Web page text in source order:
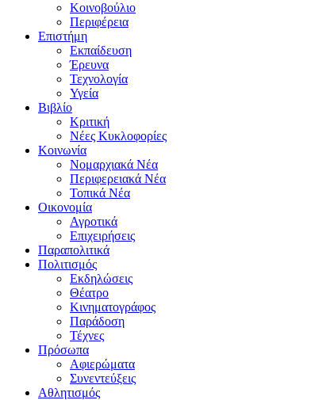
Κοινοβούλιο
Περιφέρεια
Επιστήμη
Εκπαίδευση
Έρευνα
Τεχνολογία
Υγεία
Βιβλίο
Κριτική
Νέες Κυκλοφορίες
Κοινωνία
Νομαρχιακά Νέα
Περιφερειακά Νέα
Τοπικά Νέα
Οικονομία
Αγροτικά
Επιχειρήσεις
Παραπολιτικά
Πολιτισμός
Εκδηλώσεις
Θέατρο
Κινηματογράφος
Παράδοση
Τέχνες
Πρόσωπα
Αφιερώματα
Συνεντεύξεις
Αθλητισμός